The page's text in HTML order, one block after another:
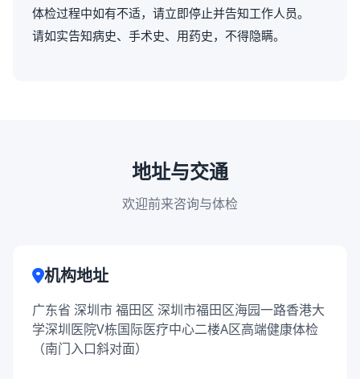
体检过程中如有不适，请立即停止并告知工作人员。
请如实告知病史、手术史、用药史，不得隐瞒。
地址与交通
欢迎前来咨询与体检
机构地址
广东省 深圳市 福田区 深圳市福田区海园一路香港大
学深圳医院V栋国际医疗中心二楼A区高端健康体检
（南门入口斜对面）